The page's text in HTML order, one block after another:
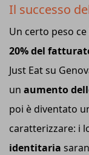
Il successo
Un certo peso ce
20% del
Just Eat su
un aumento
poi è diventato
caratterizzare: i
identitaria